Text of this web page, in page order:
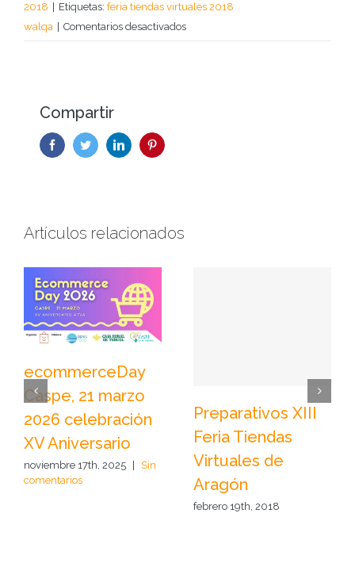
2018
Etiquetas: feria tiendas virtuales 2018
walqa
Comentarios desactivadosen
Compartir
facebooktwitter linkedin pinterest
Artículos relacionados
ecommerceDay
Caspe, 21 marzo
2026 celebración
XV Aniversario
noviembre 17th, 2025
Sin
comentarios
Preparativos XIII
Feria Tiendas
Virtuales de
Aragón
febrero 19th, 2018